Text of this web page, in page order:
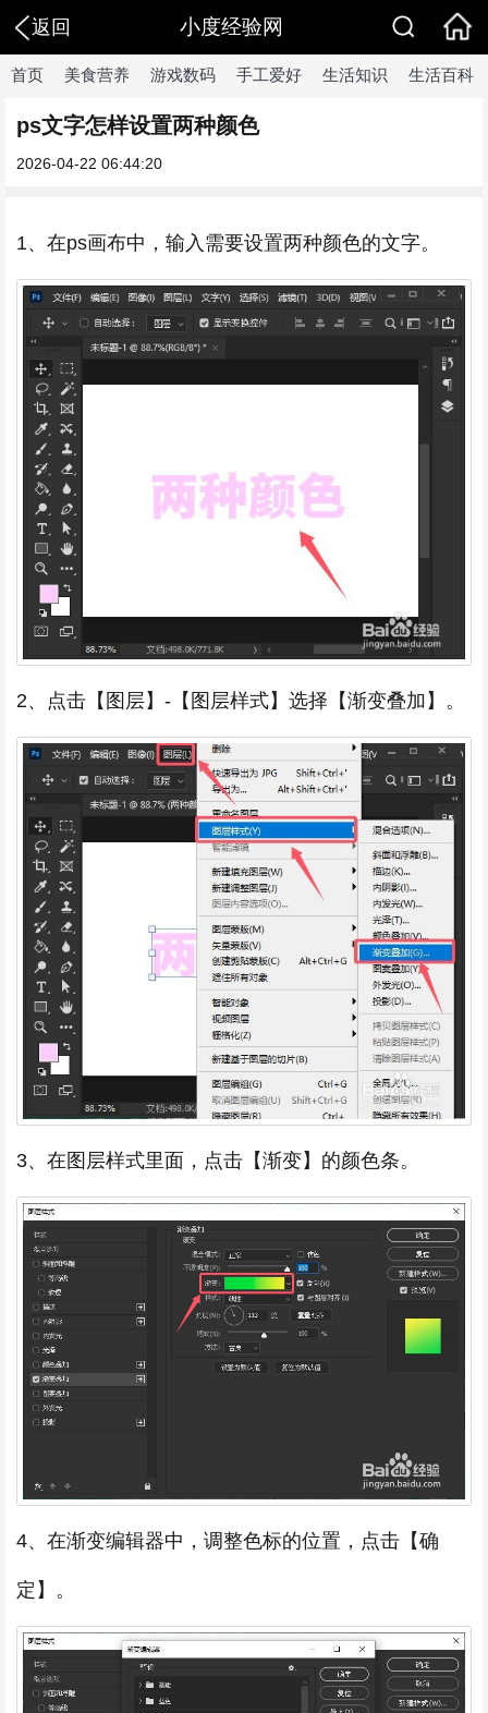
返回 小度经验网
首页 美食营养 游戏数码 手工爱好 生活知识 生活百科
ps文字怎样设置两种颜色
2026-04-22 06:44:20
1、在ps画布中，输入需要设置两种颜色的文字。
2、点击【图层】-【图层样式】选择【渐变叠加】。
3、在图层样式里面，点击【渐变】的颜色条。
4、在渐变编辑器中，调整色标的位置，点击【确
定】。